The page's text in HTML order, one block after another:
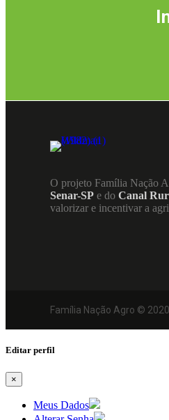
O projeto Família Nação
Senar-SP e do Canal
valorizar e incentivar a
Família Nação Agro ©
Editar perfil
×
Meus Dados